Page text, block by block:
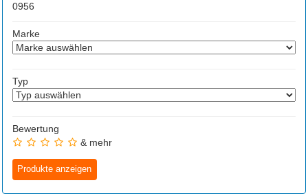
0956
Marke
Typ
Bewertung
& mehr